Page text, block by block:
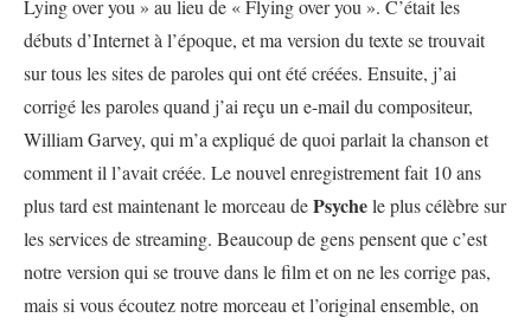
Lying over you » au lieu de « Flying over you ». C’était les
débuts d’Internet à l’époque, et ma version du texte se trouvait
sur tous les sites de paroles qui ont été créées. Ensuite, j’ai
corrigé les paroles quand j’ai reçu un e-mail du compositeur,
William Garvey, qui m’a expliqué de quoi parlait la chanson et
comment il l’avait créée. Le nouvel enregistrement fait 10 ans
plus tard est maintenant le morceau dePsychele plus célèbre sur
les services de streaming. Beaucoup de gens pensent que c’est
notre version qui se trouve dans le film et on ne les corrige pas,
mais si vous écoutez notre morceau et l’original ensemble, on